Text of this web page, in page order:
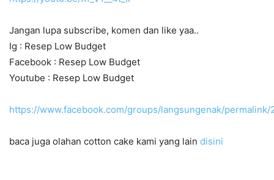
Jangan lupa subscribe, komen dan like yaa..
Ig : Resep Low Budget
Facebook : Resep Low Budget
Youtube : Resep Low Budget
https://www.facebook.com/groups/langsungenak/
baca juga olahan cotton cake kami yang lain disini